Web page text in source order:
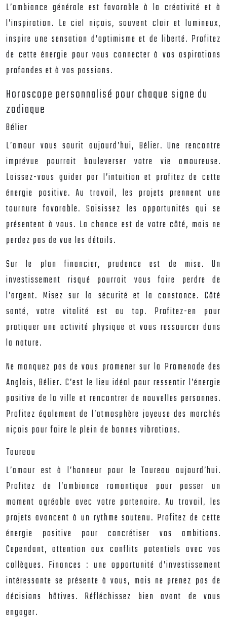
L’ambiance générale est favorable à la créativité et à
l’inspiration. Le ciel niçois, souvent clair et lumineux,
inspire une sensation d’optimisme et de liberté. Profitez
de cette énergie pour vous connecter à vos aspirations
profondes et à vos passions.
Horoscope personnalisé pour chaque signe du
zodiaque
Bélier
L’amour vous sourit aujourd’hui, Bélier. Une rencontre
imprévue pourrait bouleverser votre vie amoureuse.
Laissez-vous guider par l’intuition et profitez de cette
énergie positive. Au travail, les projets prennent une
tournure favorable. Saisissez les opportunités qui se
présentent à vous. La chance est de votre côté, mais ne
perdez pas de vue les détails.
Sur le plan financier, prudence est de mise. Un
investissement risqué pourrait vous faire perdre de
l’argent. Misez sur la sécurité et la constance. Côté
santé, votre vitalité est au top. Profitez-en pour
pratiquer une activité physique et vous ressourcer dans
la nature.
Ne manquez pas de vous promener sur la Promenade des
Anglais, Bélier. C’est le lieu idéal pour ressentir l’énergie
positive de la ville et rencontrer de nouvelles personnes.
Profitez également de l’atmosphère joyeuse des marchés
niçois pour faire le plein de bonnes vibrations.
Taureau
L’amour est à l’honneur pour le Taureau aujourd’hui.
Profitez de l’ambiance romantique pour passer un
moment agréable avec votre partenaire. Au travail, les
projets avancent à un rythme soutenu. Profitez de cette
énergie positive pour concrétiser vos ambitions.
Cependant, attention aux conflits potentiels avec vos
collègues. Finances : une opportunité d’investissement
intéressante se présente à vous, mais ne prenez pas de
décisions hâtives. Réfléchissez bien avant de vous
engager.